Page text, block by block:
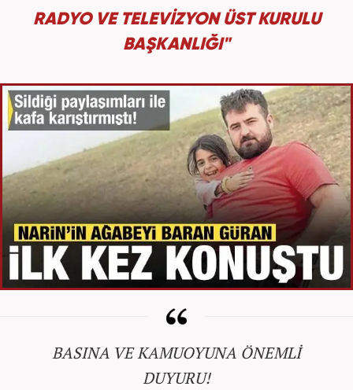
RADYO VE TELEVİZYON ÜST KURULU
BAŞKANLIĞI"
BASINA VE KAMUOYUNA ÖNEMLİ
DUYURU!